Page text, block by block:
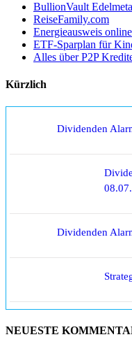
BullionVault
ReiseFamily.com
Energieausweis online
ETF-Sparplan für
Alles über P2P
Kürzlich
Dividenden
Dividenden
NEUESTE